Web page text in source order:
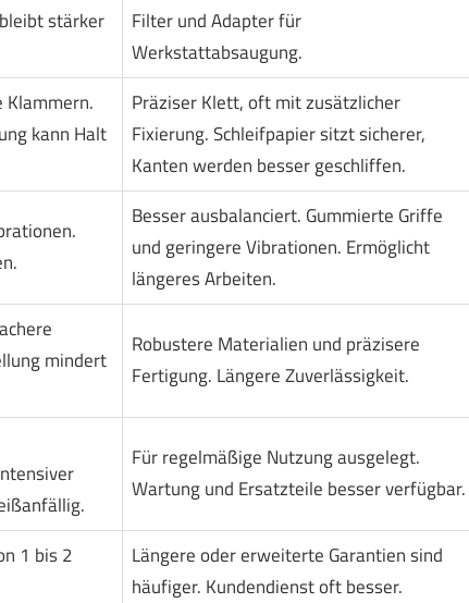
stärker
Filter und Adapter für
Werkstattabsaugung.
kann Halt
Präziser Klett, oft mit zusätzlicher
Fixierung. Schleifpapier sitzt sicherer,
Kanten werden besser geschliffen.
Besser ausbalanciert. Gummierte Griffe
und geringere Vibrationen. Ermöglicht
längeres Arbeiten.
mindert
Robustere Materialien und präzisere
Fertigung. Längere Zuverlässigkeit.
Für regelmäßige Nutzung ausgelegt.
Wartung und Ersatzteile besser verfügbar.
1 bis 2
Längere oder erweiterte Garantien sind
häufiger. Kundendienst oft besser.